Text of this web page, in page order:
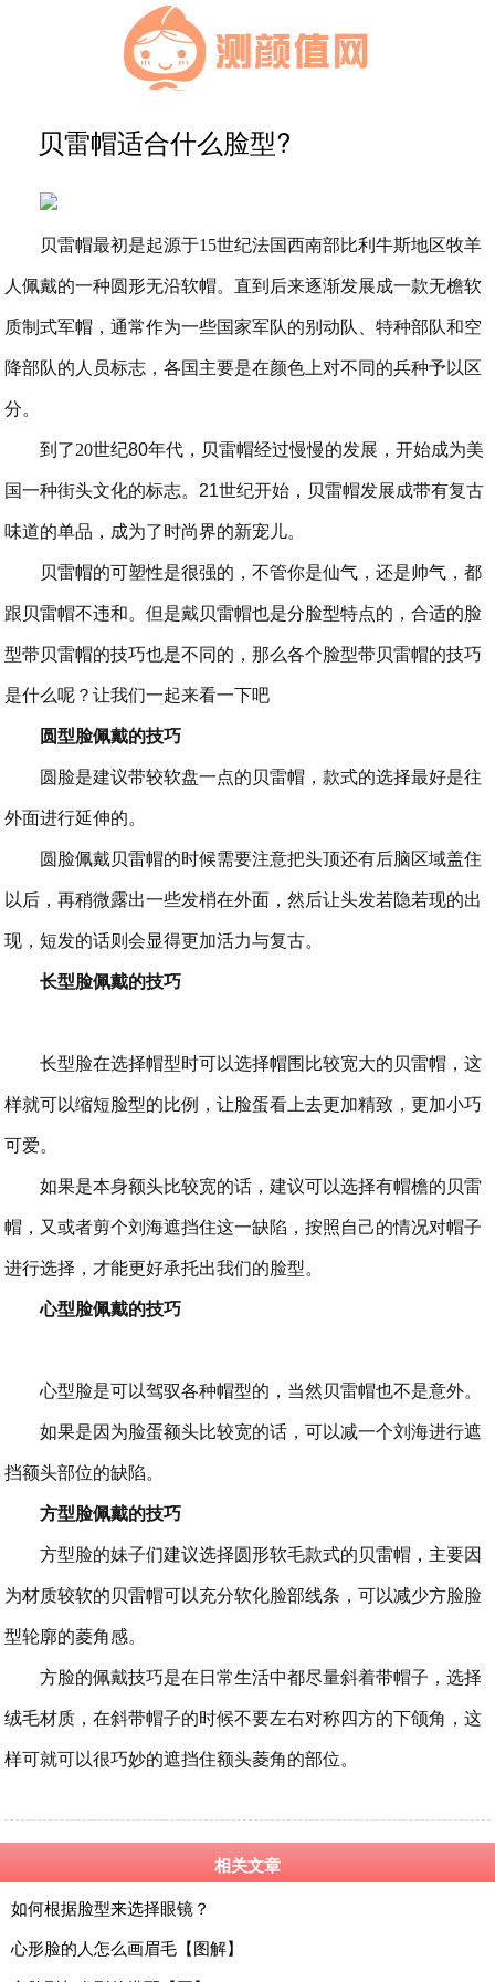
贝雷帽适合什么脸型?
贝雷帽最初是起源于15世纪法国西南部比利牛斯地区牧羊
人佩戴的一种圆形无沿软帽。直到后来逐渐发展成一款无檐软
质制式军帽，通常作为一些国家军队的别动队、特种部队和空
降部队的人员标志，各国主要是在颜色上对不同的兵种予以区
分。
到了20世纪80年代，贝雷帽经过慢慢的发展，开始成为美
国一种街头文化的标志。 21世纪开始，贝雷帽发展成带有复古
味道的单品，成为了时尚界的新宠儿。
贝雷帽的可塑性是很强的 ，不管你是仙气，还是帅气，都
跟贝雷帽不违和。但是戴贝雷帽也是分脸型特点的，合适的脸
型带贝雷帽的技巧也是不同的，那么各个脸型带贝雷帽的技巧
是什么呢？让我们一起来看一下吧
圆型脸佩戴的技巧
圆脸是建议带较软盘一点的贝雷帽，款式的选择最好是往
外面进行延伸的。
圆脸佩戴贝雷帽的时候需要注意把头顶还有后脑区域盖住
以后，再稍微露出一些发梢在外面，然后让头发若隐若现的出
现，短发的话则会显得更加活力与复古。
长型脸佩戴的技巧
长型脸在选择帽型时可以选择帽围比较宽大的贝雷帽，这
样就可以缩短脸型的比例，让脸蛋看上去更加精致，更加小巧
可爱。
如果是本身额头比较宽的话，建议可以选择有帽檐的贝雷
帽，又或者剪个刘海遮挡住这一缺陷，按照自己的情况对帽子
进行选择，才能更好承托出我们的脸型。
心型脸佩戴的技巧
心型脸是可以驾驭各种帽型的，当然贝雷帽也不是意外。
如果是因为脸蛋额头比较宽的话，可以减一个刘海进行遮
挡额头部位的缺陷。
方型脸佩戴的技巧
方型脸的妹子们建议选择圆形软毛款式的贝雷帽，主要因
为材质较软的贝雷帽可以充分软化脸部线条，可以减少方脸脸
型轮廓的菱角感。
方脸的佩戴技巧是在日常生活中都尽量斜着带帽子，选择
绒毛材质，在斜带帽子的时候不要左右对称四方的下颌角，这
样可就可以很巧妙的遮挡住额头菱角的部位。
相关文章
如何根据脸型来选择眼镜？
心形脸的人怎么画眉毛【图解】